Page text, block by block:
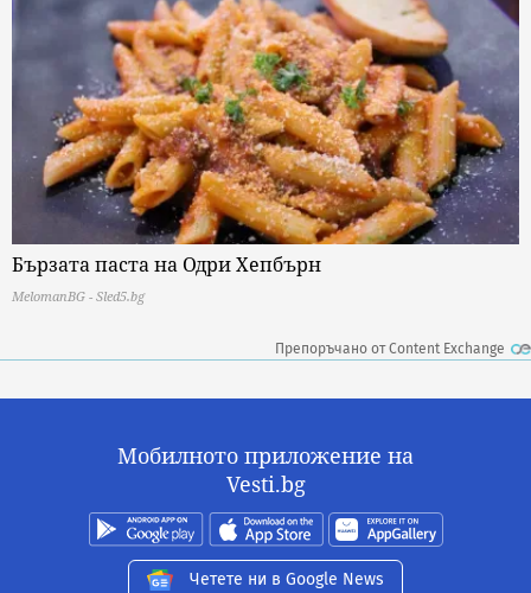
Бързата паста на Одри Хепбърн
MelomanBG - Sled5.bg
Препоръчано от Content Exchange
Мобилното приложение на
Vesti.bg
Четете ни в Google News